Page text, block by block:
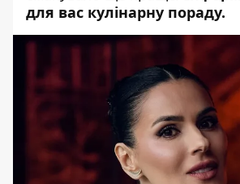
для вас кулінарну пораду.